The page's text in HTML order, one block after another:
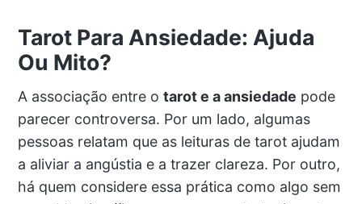
Tarot Para Ansiedade: Ajuda
Ou Mito?
A associação entre o tarot e a ansiedade pode
parecer controversa. Por um lado, algumas
pessoas relatam que as leituras de tarot ajudam
a aliviar a angústia e a trazer clareza. Por outro,
há quem considere essa prática como algo sem